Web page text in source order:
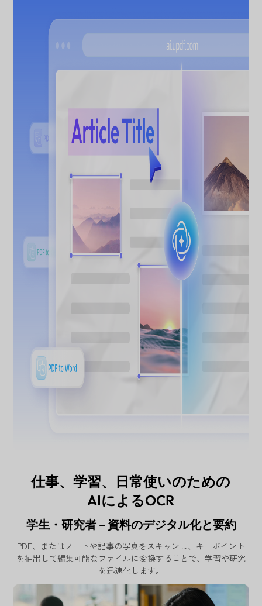
仕事、学習、日常使いのための
AIによるOCR
学生・研究者 – 資料のデジタル化と要約
PDF、またはノートや記事の写真をスキャンし、キーポイント
を抽出して編集可能なファイルに変換することで、学習や研究
を迅速化します。